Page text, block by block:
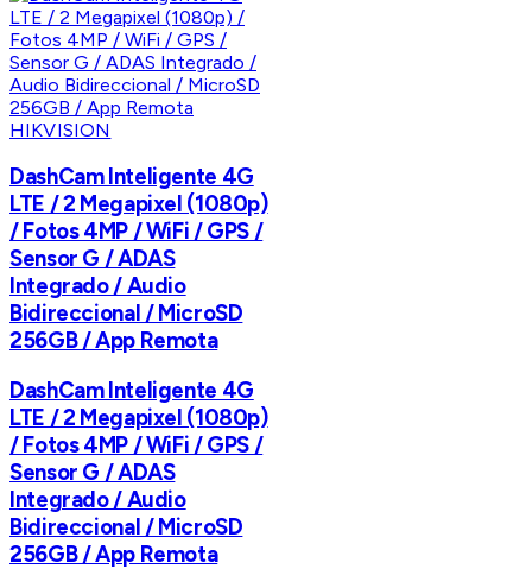
HIKVISION
DashCam Inteligente 4G
LTE / 2 Megapixel (1080p)
/ Fotos 4MP / WiFi / GPS /
Sensor G / ADAS
Integrado / Audio
Bidireccional / MicroSD
256GB / App Remota
DashCam Inteligente 4G
LTE / 2 Megapixel (1080p)
/ Fotos 4MP / WiFi / GPS /
Sensor G / ADAS
Integrado / Audio
Bidireccional / MicroSD
256GB / App Remota